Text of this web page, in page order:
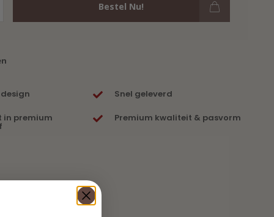
Bestel Nu!
Snel geleverd
in premium Premium kwaliteit & pasvorm